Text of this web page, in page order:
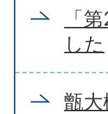
「
した
甑